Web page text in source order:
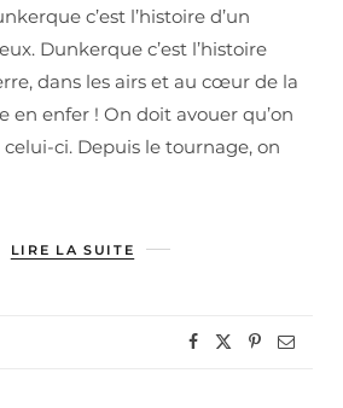
c’est l’histoire d’un
Dunkerque c’est l’histoire
dans les airs et au cœur de la
en enfer ! On doit avouer qu’on
ci. Depuis le tournage, on
LIRE LA SUITE